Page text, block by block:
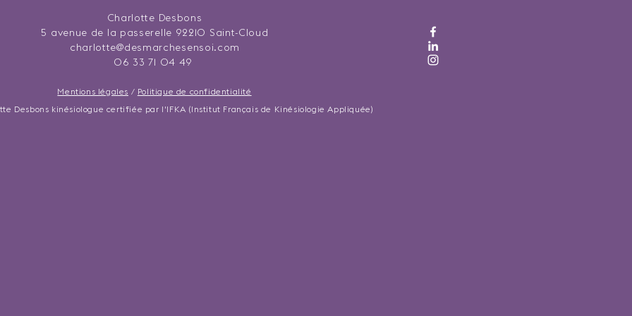
Charlotte Desbons
5 avenue de la passerelle 92210 Saint-Cloud
charlotte@desmarchesensoi.com
06 33 71 04 49
Mentions légales / Politique de confidentialité
Desbons kinésiologue certifiée par l'IFKA (Institut Français de Kinésiologie Appliquée)